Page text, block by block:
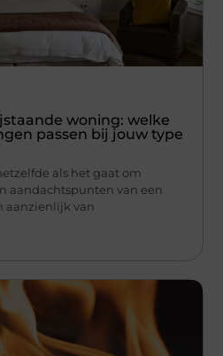
woning: welke
passen bij jouw type
als het gaat om
aandachtspunten van een
aanzienlijk van